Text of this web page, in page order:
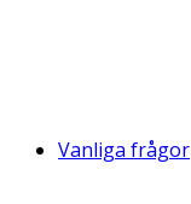
Vanliga frågor